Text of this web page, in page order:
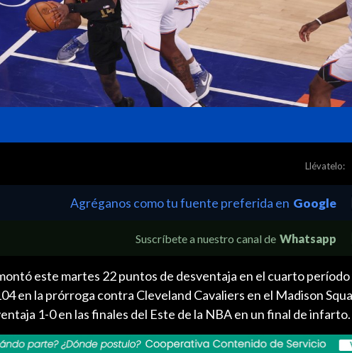
Llévatelo:
Agréganos como tu fuente preferida en Google
Suscríbete a nuestro canal de Whatsapp
este martes 22 puntos de desventaja en el cuarto período
en la prórroga contra Cleveland Cavaliers en el Madison
1-0 en las finales del Este de la NBA en un final de infarto.